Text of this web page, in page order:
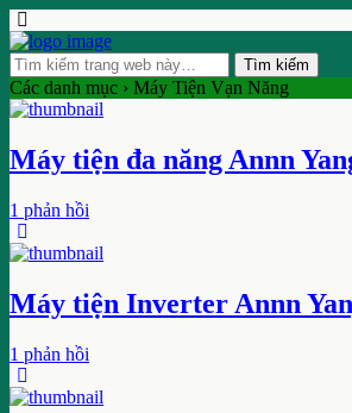
Các danh mục › Máy Tiện Vạn Năng
Máy tiện đa năng Annn
1 phản hồi
Máy tiện Inverter Annn
1 phản hồi